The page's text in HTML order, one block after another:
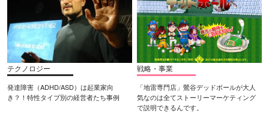
テクノロジー
発達障害（ADHD/ASD）は起業家向
き？！特性タイプ別の経営者たち事例
戦略・事業
「地雷専門店」鶯谷デッドボールが大人
気なのは全てストーリーマーケティング
で説明できるんです。